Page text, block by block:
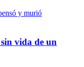
vida de un